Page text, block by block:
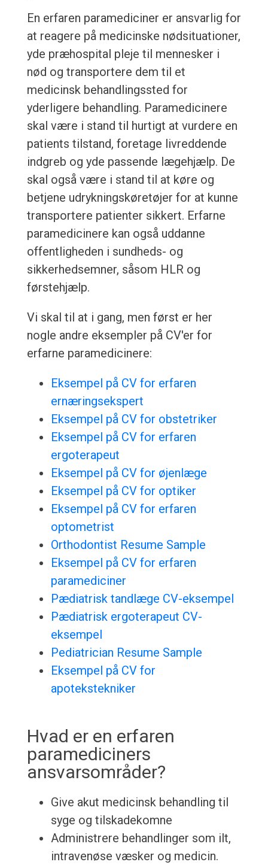
En erfaren paramediciner er ansvarlig for
at reagere på medicinske nødsituationer,
yde præhospital pleje til mennesker i
nød og transportere dem til et
medicinsk behandlingssted for
yderligere behandling. Paramedicinere
skal være i stand til hurtigt at vurdere en
patients tilstand, foretage livreddende
indgreb og yde passende lægehjælp. De
skal også være i stand til at køre og
betjene udrykningskøretøjer for at kunne
transportere patienter sikkert. Erfarne
paramedicinere kan også uddanne
offentligheden i sundheds- og
sikkerhedsemner, såsom HLR og
førstehjælp.
Vi skal til at i gang, men først er her
nogle andre eksempler på CV'er for
erfarne paramedicinere:
Eksempel på CV for erfaren
ernæringsekspert
Eksempel på CV for obstetriker
Eksempel på CV for erfaren
ergoterapeut
Eksempel på CV for øjenlæge
Eksempel på CV for optiker
Eksempel på CV for erfaren
optometrist
Orthodontist Resume Sample
Eksempel på CV for erfaren
paramediciner
Pædiatrisk tandlæge CV-eksempel
Pædiatrisk ergoterapeut CV-
eksempel
Pediatrician Resume Sample
Eksempel på CV for
apotekstekniker
Hvad er en erfaren
paramediciners
ansvarsområder?
Give akut medicinsk behandling til
syge og tilskadekomne
Administrere behandlinger som ilt,
intravenøse væsker og medicin.